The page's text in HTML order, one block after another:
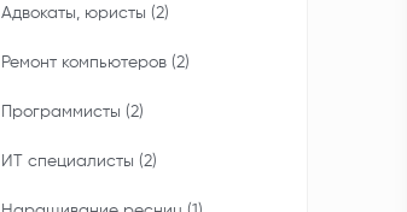
Адвокаты, юристы (2)
Ремонт компьютеров (2)
Программисты (2)
ИТ специалисты (2)